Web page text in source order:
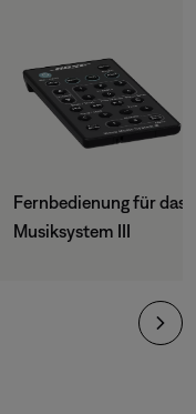
Fernbedienung für das
Musiksystem III